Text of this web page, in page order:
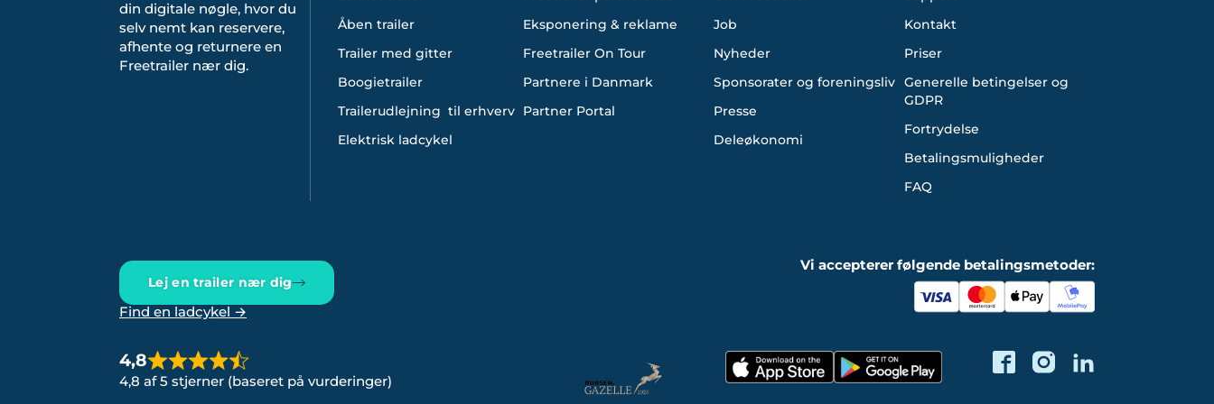
din digitale nøgle, hvor du
selv nemt kan reservere,
afhente og returnere en
Freetrailer nær dig.
Åben trailer
Trailer med gitter
Boogietrailer
Trailerudlejning til erhverv
Elektrisk ladcykel
Eksponering & reklame
Freetrailer On Tour
Partnere i Danmark
Partner Portal
Job
Nyheder
Sponsorater og foreningsliv
Presse
Deleøkonomi
Kontakt
Priser
Generelle betingelser og
GDPR
Fortrydelse
Betalingsmuligheder
FAQ
Lej en trailer nær dig
Find en ladcykel →
Vi accepterer følgende betalingsmetoder:
4,8
4,8 af 5 stjerner (baseret på vurderinger)